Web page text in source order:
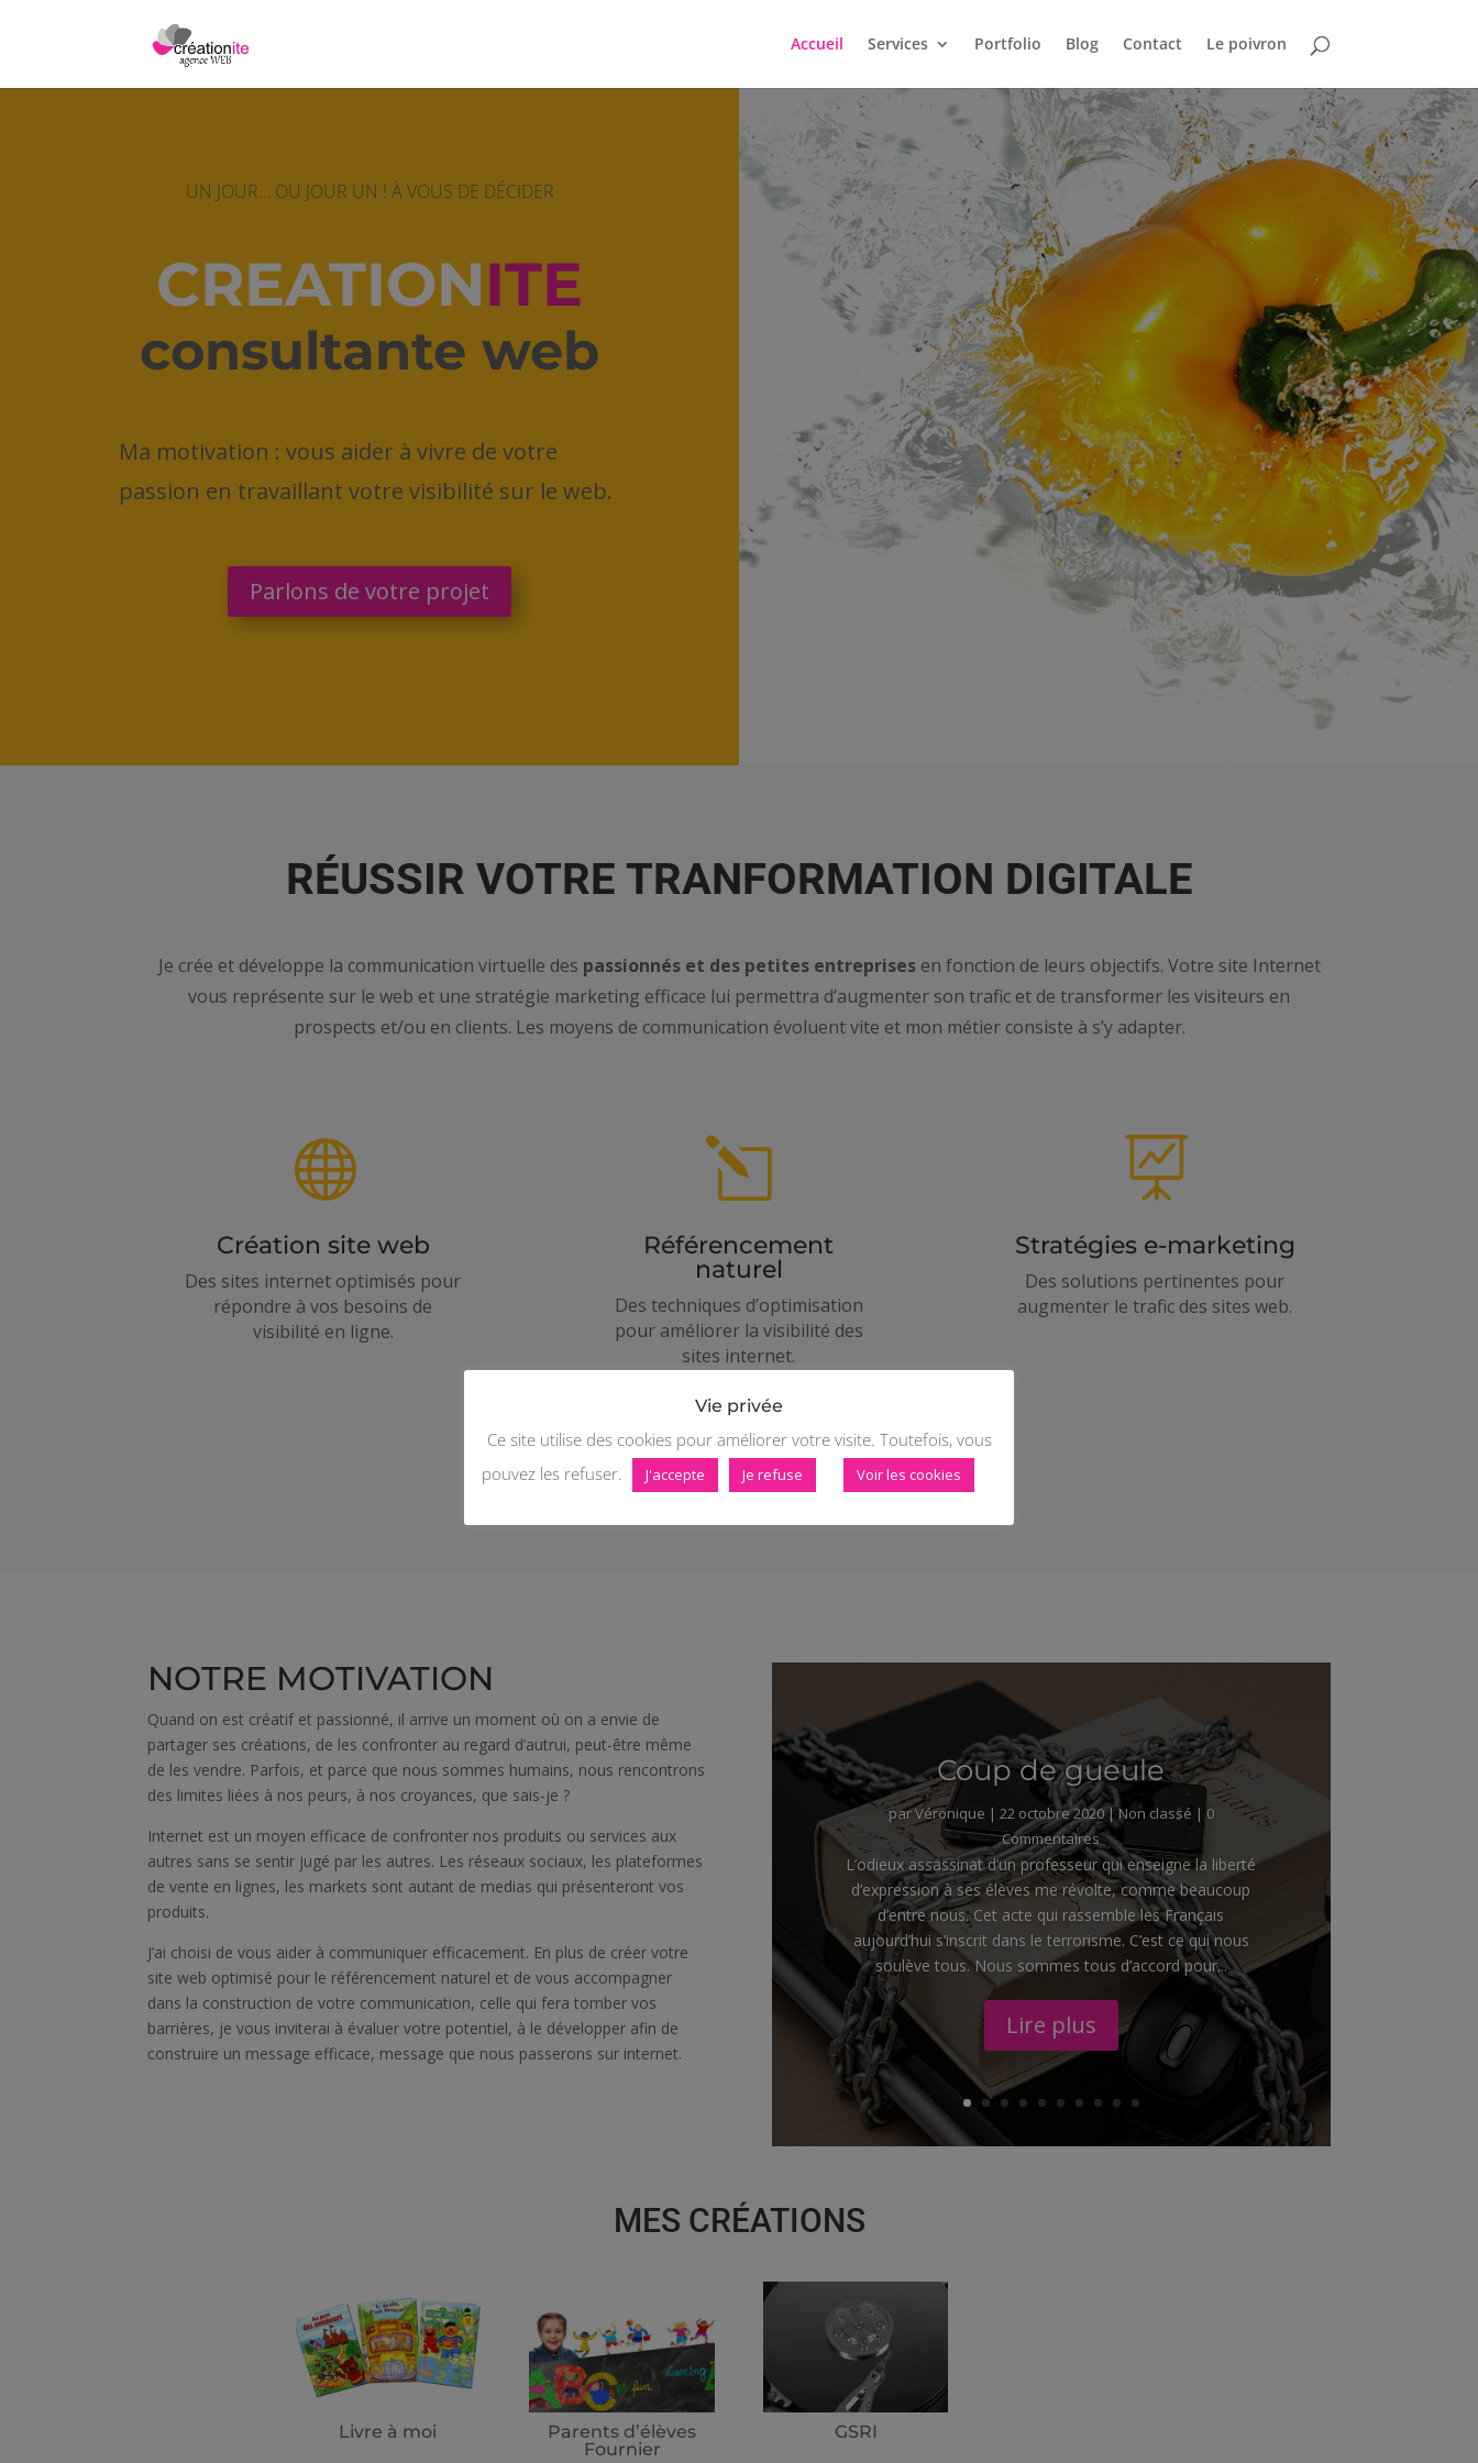
Accueil Services Portfolio Blog Contact Le poivron
UN JOUR… OU JOUR UN ! À VOUS DE DÉCIDER
CREATIONITE
consultante web
Ma motivation : vous aider à vivre de votre
passion en travaillant votre visibilité sur le web.
Parlons de votre projet
RÉUSSIR VOTRE TRANFORMATION DIGITALE
Je crée et développe la communication virtuelle des passionnés et des petites entreprisesen fonction de leurs objectifs. Votre site Internet
vous représente sur le web et une stratégie marketing efficace lui permettra d’augmenter son trafic et de transformer les visiteurs en
prospects et/ou en clients. Les moyens de communication évoluent vite et mon métier consiste à s’y adapter.

Création site web
Des sites internet optimisés pour
répondre à vos besoins de
visibilité en ligne.
l
Référencement
naturel
Des techniques d’optimisation
pour améliorer la visibilité des
sites internet.
Visitez mon portfolio

Stratégies e-marketing
Des solutions pertinentes pour
augmenter le trafic des sites web.
NOTRE MOTIVATION
Quand on est créatif et passionné, il arrive un moment où on a envie de
partager ses créations, de les confronter au regard d’autrui, peut-être même
de les vendre. Parfois, et parce que nous sommes humains, nous rencontrons
des limites liées à nos peurs, à nos croyances, que sais-je ?
Internet est un moyen efficace de confronter nos produits ou services aux
autres sans se sentir jugé par les autres. Les réseaux sociaux, les plateformes
de vente en lignes, les markets sont autant de medias qui présenteront vos
produits.
J’ai choisi de vous aider à communiquer efficacement. En plus de créer votre
site web optimisé pour le référencement naturel et de vous accompagner
dans la construction de votre communication, celle qui fera tomber vos
barrières, je vous inviterai à évaluer votre potentiel, à le développer afin de
construire un message efficace, message que nous passerons sur internet.
Coup de gueule
parVéronique | 22 octobre 2020|Non classé | 0
Commentaires
L’odieux assassinat d’un professeur qui enseigne la liberté
d’expression à ses élèves me révolte, comme beaucoup
d’entre nous. Cet acte qui rassemble les Français
aujourd’hui s’inscrit dans le terrorisme. C’est ce qui nous
soulève tous. Nous sommes tous d’accord pour...
Lire plus
MES CRÉATIONS
Livre à moi
Parents d’élèves
Fournier
GSRI
Vie privée
Ce site utilise des cookies pour améliorer votre visite. Toutefois, vous
pouvez les refuser.
J'accepte Je refuse Voir les cookies